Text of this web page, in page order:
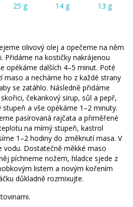
25 g 14 g 13 g
olivový olej a opečeme na něm
Přidáme na kostičky nakrájenou
opékáme dalších 4–5 minut. Poté
maso a necháme ho z každé strany
se zatáhlo. Následně přidáme
čekankový sirup, sůl a pepř,
a vše opékáme 1–2 minuty.
pasírovaná rajčata a přiměřené
na mírný stupeň, kastrol
1–2 hodiny do změknutí masa. V
Dostatečně měkké maso
píchneme nožem, hladce sjede z
listem a novým kořením
důkladně rozmixujte.